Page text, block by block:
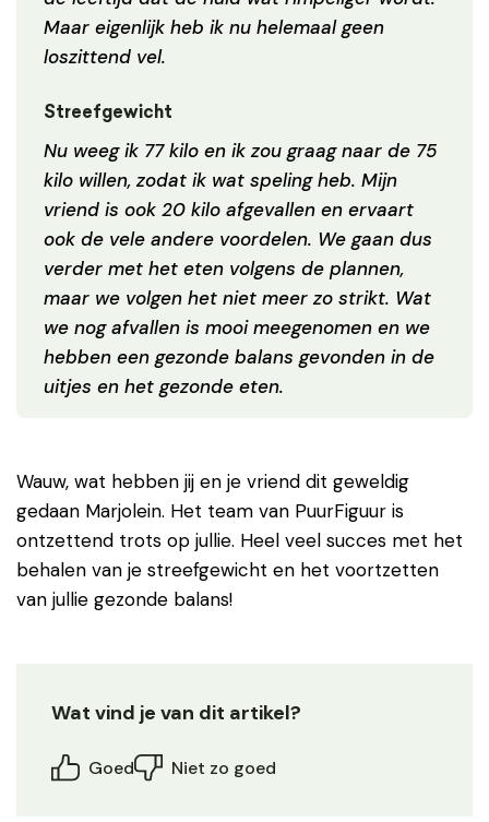
Maar eigenlijk heb ik nu helemaal geen
loszittend vel.
Streefgewicht
Nu weeg ik 77 kilo en ik zou graag naar de 75
kilo willen, zodat ik wat speling heb. Mijn
vriend is ook 20 kilo afgevallen en ervaart
ook de vele andere voordelen. We gaan dus
verder met het eten volgens de plannen,
maar we volgen het niet meer zo strikt. Wat
we nog afvallen is mooi meegenomen en we
hebben een gezonde balans gevonden in de
uitjes en het gezonde eten.
Wauw, wat hebben jij en je vriend dit geweldig
gedaan Marjolein. Het team van PuurFiguur is
ontzettend trots op jullie. Heel veel succes met het
behalen van je streefgewicht en het voortzetten
van jullie gezonde balans!
Wat vind je van dit artikel?
Goed Niet zo goed